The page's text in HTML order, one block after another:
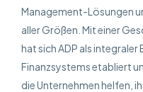
Management-Lösungen
aller Größen. Mit einer
hat sich ADP als
Finanzsystems etabliert
die Unternehmen helfen,